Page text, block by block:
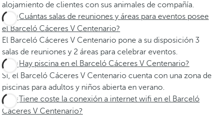
alojamiento de clientes con sus animales de compañía.
¿Cuántas salas de reuniones y áreas para eventos posee
el Barceló Cáceres V Centenario?
El Barceló Cáceres V Centenario pone a su disposición 3
salas de reuniones y 2 áreas para celebrar eventos.
¿Hay piscina en el Barceló Cáceres V Centenario?
Sí, el Barceló Cáceres V Centenario cuenta con una zona de
piscinas para adultos y niños abierta en verano.
¿Tiene coste la conexión a internet wifi en el Barceló
Cáceres V Centenario?